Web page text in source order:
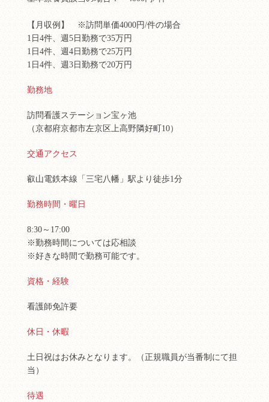
【月収例】 ※訪問単価4000円/件の場合
1日4件、週5日勤務で35万円
1日4件、週4日勤務で25万円
1日4件、週3日勤務で20万円
勤務地
訪問看護ステーション宝ヶ池
（京都府京都市左京区上高野隣好町10）
交通アクセス
叡山電鉄本線「三宅八幡」駅より徒歩1分
勤務時間・曜日
8:30～17:00
※勤務時間については応相談
※好きな時間で勤務可能です。
資格・経験
看護師免許要
休日・休暇
土日祝はお休みとなります。（正規職員が当番制にて担
当）
待遇